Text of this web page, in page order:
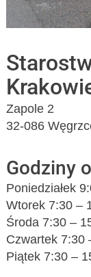
Zapole 2
32-086
Godziny
Poniedziałek
Wtorek 7:30 –
Środa 7:30 –
Czwartek 7:30
Piątek 7:30 –